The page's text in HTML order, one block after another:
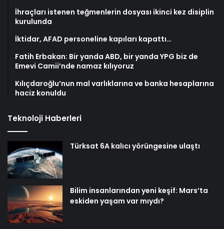
İhraçları istenen teğmenlerin dosyası ikinci kez disiplin
kurulunda
İktidar, AFAD personeline kapıları kapattı…
Fatih Erbakan: Bir yanda ABD, bir yanda YPG biz de
Emevi Camii’nde namaz kılıyoruz
Kılıçdaroğlu’nun mal varlıklarına ve banka hesaplarına
haciz konuldu
Teknoloji Haberleri
Türksat 6A kalıcı yörüngesine ulaştı
Bilim insanlarından yeni keşif: Mars’ta
eskiden yaşam var mıydı?